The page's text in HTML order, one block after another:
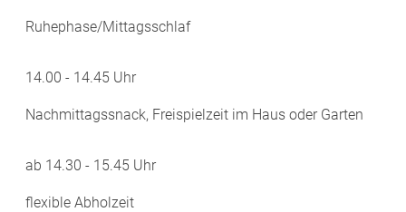
Ruhephase/Mittagsschlaf
14.00 - 14.45 Uhr
Nachmittagssnack, Freispielzeit im Haus oder Garten
ab 14.30 - 15.45 Uhr
flexible Abholzeit